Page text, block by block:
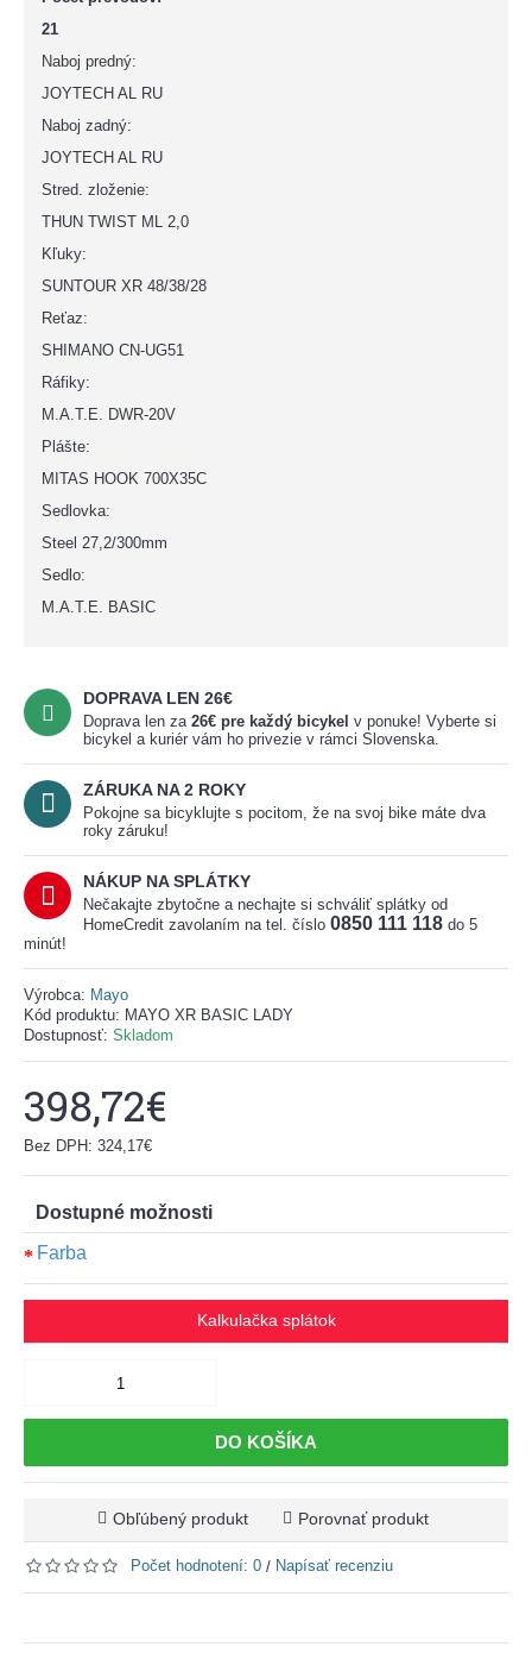
21
Naboj predný:
JOYTECH AL RU
Naboj zadný:
JOYTECH AL RU
Stred. zloženie:
THUN TWIST ML 2,0
Kľuky:
SUNTOUR XR 48/38/28
Reťaz:
SHIMANO CN-UG51
Ráfiky:
M.A.T.E. DWR-20V
Plášte:
MITAS HOOK 700X35C
Sedlovka:
Steel 27,2/300mm
Sedlo:
M.A.T.E. BASIC
DOPRAVA LEN 26€
Doprava len za 26€ pre každý bicykel v ponuke! Vyberte si
bicykel a kuriér vám ho privezie v rámci Slovenska.
ZÁRUKA NA 2 ROKY
Pokojne sa bicyklujte s pocitom, že na svoj bike máte dva
roky záruku!
NÁKUP NA SPLÁTKY
Nečakajte zbytočne a nechajte si schváliť splátky od
HomeCredit zavolaním na tel. číslo 0850 111 118 do 5
minút!
Výrobca: Mayo
Kód produktu: MAYO XR BASIC LADY
Dostupnosť: Skladom
398,72€
Bez DPH: 324,17€
Dostupné možnosti
Farba
Kalkulačka splátok
DO KOŠÍKA
Obľúbený produkt Porovnať produkt
Počet hodnotení: 0 / Napísať recenziu